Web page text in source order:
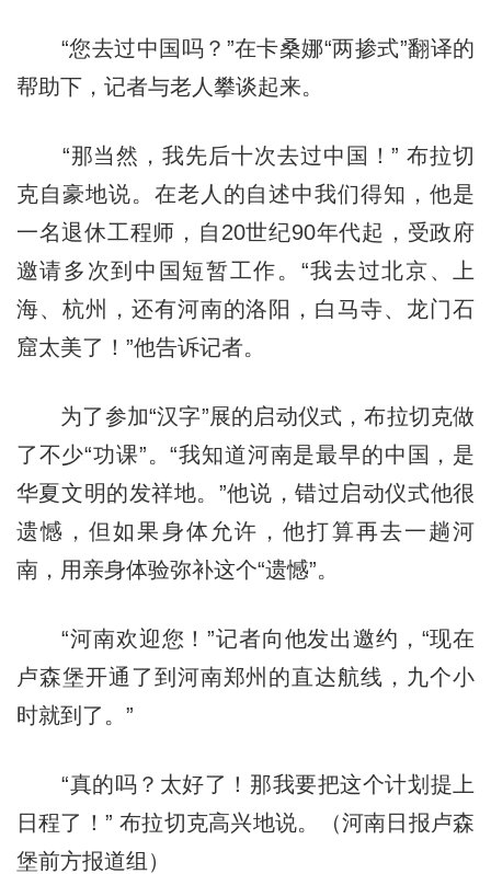
“您去过中国吗？”在卡桑娜“两掺式”翻译的
帮助下，记者与老人攀谈起来。
“那当然，我先后十次去过中国！” 布拉切
克自豪地说。在老人的自述中我们得知，他是
一名退休工程师，自20世纪90年代起，受政府
邀请多次到中国短暂工作。“我去过北京、上
海、杭州，还有河南的洛阳，白马寺、龙门石
窟太美了！”他告诉记者。
为了参加“汉字”展的启动仪式，布拉切克做
了不少“功课”。“我知道河南是最早的中国，是
华夏文明的发祥地。”他说，错过启动仪式他很
遗憾，但如果身体允许，他打算再去一趟河
南，用亲身体验弥补这个“遗憾”。
“河南欢迎您！”记者向他发出邀约，“现在
卢森堡开通了到河南郑州的直达航线，九个小
时就到了。”
“真的吗？太好了！那我要把这个计划提上
日程了！” 布拉切克高兴地说。（河南日报卢森
堡前方报道组）